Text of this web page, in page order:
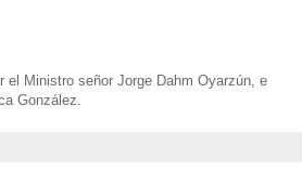
el Ministro señor Jorge Dahm Oyarzún, e
González.